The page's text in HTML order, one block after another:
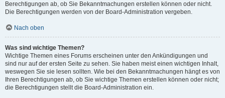
Berechtigungen ab, ob Sie Bekanntmachungen erstellen können oder nicht.
Die Berechtigungen werden von der Board-Administration vergeben.
Nach oben
Was sind wichtige Themen?
Wichtige Themen eines Forums erscheinen unter den Ankündigungen und
sind nur auf der ersten Seite zu sehen. Sie haben meist einen wichtigen Inhalt,
weswegen Sie sie lesen sollten. Wie bei den Bekanntmachungen hängt es von
Ihren Berechtigungen ab, ob Sie wichtige Themen erstellen können oder nicht;
die Berechtigungen stellt die Board-Administration ein.